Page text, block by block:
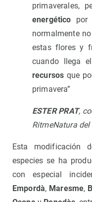
primaverales,
energético por
normalmente
estas flores y
cuando llega
recursos que
primavera”
ESTER PRAT,
RitmeNatura del
Esta modificación
especies se ha
con especial
Empordà, Maresme,